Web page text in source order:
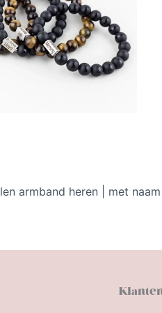
armband heren | met naam